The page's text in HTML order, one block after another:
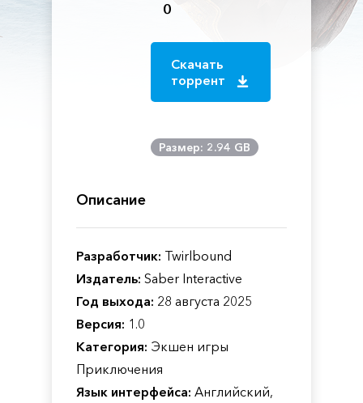
0
Скачать
торрент
Размер: 2.94 GB
Описание
Разработчик: Twirlbound
Издатель: Saber Interactive
Год выхода: 28 августа 2025
Версия: 1.0
Категория: Экшен игры
Приключения
Язык интерфейса: Английский,